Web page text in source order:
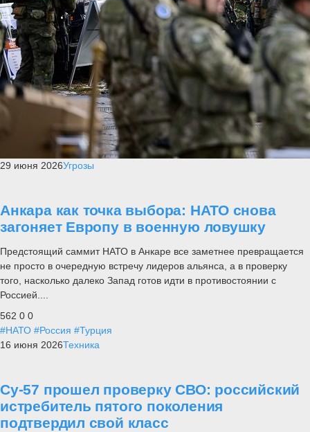
29 июня 2026Угрозы
Анкара как точка выбора: НАТО снова
загоняет Европу в военную ловушку
Предстоящий саммит НАТО в Анкаре все заметнее превращается
не просто в очередную встречу лидеров альянса, а в проверку
того, насколько далеко Запад готов идти в противостоянии с
Россией....
562 0 0
#НАТО #Россия #Турция
16 июня 2026Техника
Су-57 прошел проверку СВО: российский
истребитель пятого поколения
подтвердил свой класс